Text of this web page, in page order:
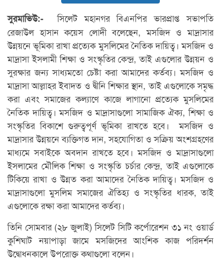
সুরমাভিউ:-সিলেট মহানগর বিএনপির ভারপ্রাপ্ত সভাপতি
রেজাউল হাসান কয়েস লোদী বলেছেন, মসজিদ ও মাদ্রাসার
উন্নয়নে ভূমিকা রাখা প্রত্যেক মুসলিমের নৈতিক দায়িত্ব। মসজিদ ও
মাদ্রাসা ইসলামী শিক্ষা ও সংস্কৃতির কেন্দ্র, তাই এগুলোর উন্নয়ন ও
সুরক্ষার জন্য সাধ্যমতো চেষ্টা করা আমাদের কর্তব্য। মসজিদ ও
মাদ্রাসা আল্লাহর ইবাদত ও দ্বীনি শিক্ষার স্থান, তাই এগুলোকে সমৃদ্ধ
করা এবং সমাজের কল্যাণে কাজে লাগানো প্রত্যেক মুসলিমের
নৈতিক দায়িত্ব। মসজিদ ও মাদ্রাসাগুলো সামাজিক ঐক্য, শিক্ষা ও
সংস্কৃতির বিকাশে গুরুত্বপূর্ণ ভূমিকা রাখতে হবে। মসজিদ ও
মাদ্রাসার উন্নয়নে ব্যক্তিগত দান, সহযোগিতা ও সক্রিয় অংশগ্রহণের
মাধ্যমে সবাইকে অবদান রাখতে হবে। মসজিদ ও মাদ্রাসাগুলো
ইসলামের মৌলিক শিক্ষা ও সংস্কৃতি চর্চার কেন্দ্র, তাই এগুলোকে
টিকিয়ে রাখা ও উন্নত করা আমাদের নৈতিক দায়িত্ব। মসজিদ ও
মাদ্রাসাগুলো মুসলিম সমাজের ঐতিহ্য ও সংস্কৃতির ধারক, তাই
এগুলোকে রক্ষা করা আমাদের কর্তব্য।
তিনি সোমবার (২৮ জুলাই) সিলেট সিটি কর্পোরেশন ৩১ নং ওয়ার্ড
কুশিঘাট নয়াপাড়া জামে মসজিদের আংশিক কাজ পরিদর্শন
উদ্বোধনকালে উপরোক্ত কথাগুলো বলেন।